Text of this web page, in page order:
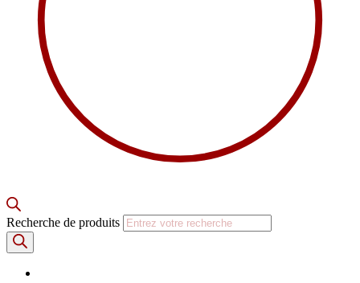
Recherche de produits